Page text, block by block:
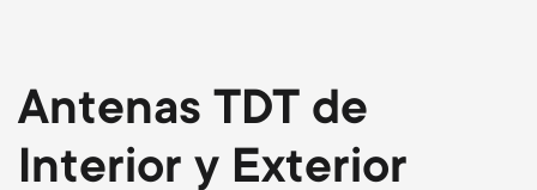
Antenas TDT de
Interior y Exterior